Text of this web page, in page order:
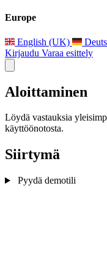
Europe
English (UK)
Kirjaudu Varaa esittely
Aloittaminen
Löydä vastauksia
käyttöönotosta.
Siirtymä
Pyydä demotili